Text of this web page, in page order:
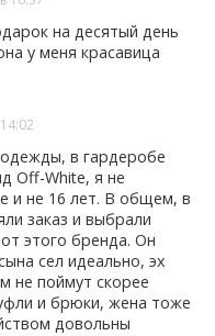
на десятый день
у меня красавица
в гардеробе
Off-White, я не
и не 16 лет. В общем, в
заказ и выбрали
этого бренда. Он
сел идеально, эх
не поймут скорее
и брюки, жена тоже
довольны